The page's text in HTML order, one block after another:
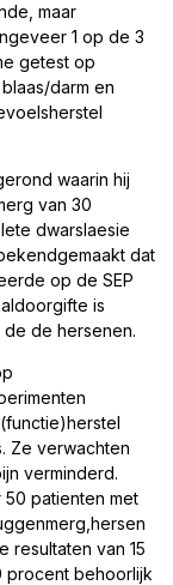
maar
1 op de 3
getest op
darm en
waarin hij
van 30
dwarslaesie
dat
op de SEP
is
de hersenen.
Ze verwachten
verminderd.
patienten met
resultaten van 15
procent behoorlijk